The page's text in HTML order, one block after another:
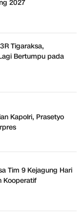
2027
Tigaraksa,
Bertumpu pada
Kapolri, Prasetyo
Tim 9 Kejagung Hari
Kooperatif